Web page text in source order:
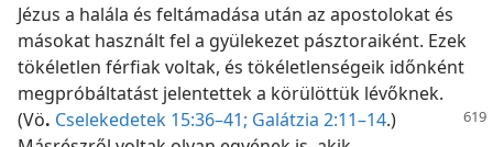
Jézus a halála és feltámadása után az apostolokat és
másokat használt fel a gyülekezet pásztoraiként. Ezek
tökéletlen férfiak voltak, és tökéletlenségeik időnként
megpróbáltatást jelentettek a körülöttük lévőknek.
(Vö. Cselekedetek 15:36–41; Galátzia 2:11–14.)